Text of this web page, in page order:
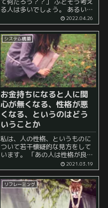
る人は多いでしょう。 あるい
は、就活などの場面で 「あなた
がやりたいことは何ですか？」
「自分の志望を自己分析してみ
ましょう。」 などと言われて仕
方な...
2022.04.26
システム構築
お金持ちになると人に関
心が無くなる、性格が悪
くなる、というのはどう
いうことか
私は、人の性格、というものに
ついて若干懐疑的な見方をして
います。 「あの人は性格が良
い」「あの人は性格が悪い」と
いうようなざっくりとした用法
もあれば、 「あの人は真面目
だ」「あの人は慎重だ」「あの
人は主体性がある」「あの人は
克...
2021.03.19
リフレーミング